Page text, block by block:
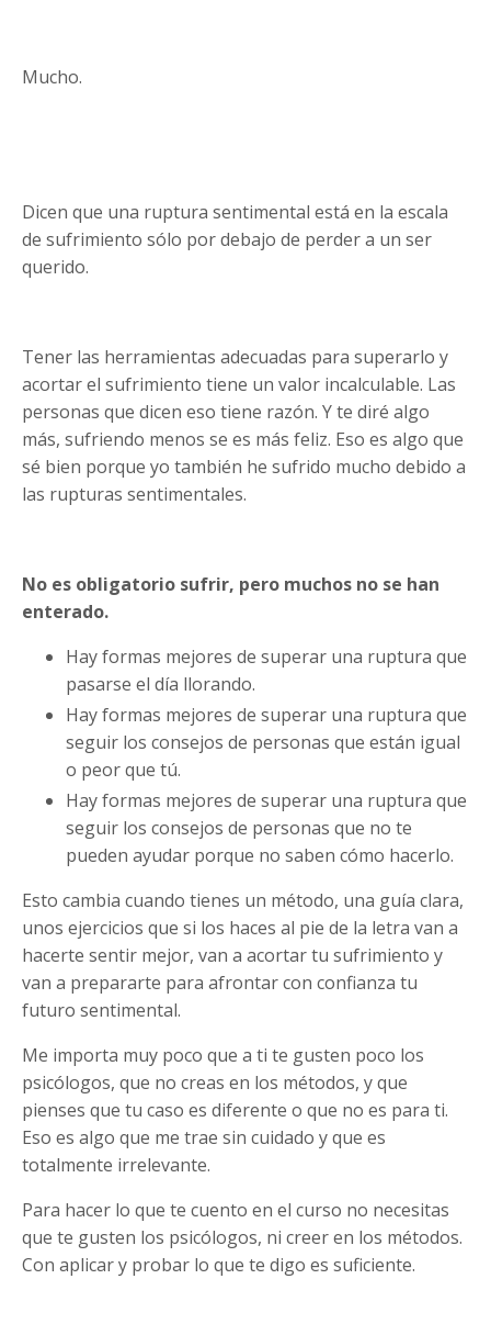
Mucho.
Dicen que una ruptura sentimental está en la escala
de sufrimiento sólo por debajo de perder a un ser
querido.
Tener las herramientas adecuadas para superarlo y
acortar el sufrimiento tiene un valor incalculable. Las
personas que dicen eso tiene razón. Y te diré algo
más, sufriendo menos se es más feliz. Eso es algo que
sé bien porque yo también he sufrido mucho debido a
las rupturas sentimentales.
No es obligatorio sufrir, pero muchos no se han
enterado.
Hay formas mejores de superar una ruptura que
pasarse el día llorando.
Hay formas mejores de superar una ruptura que
seguir los consejos de personas que están igual
o peor que tú.
Hay formas mejores de superar una ruptura que
seguir los consejos de personas que no te
pueden ayudar porque no saben cómo hacerlo.
Esto cambia cuando tienes un método, una guía clara,
unos ejercicios que si los haces al pie de la letra van a
hacerte sentir mejor, van a acortar tu sufrimiento y
van a prepararte para afrontar con confianza tu
futuro sentimental.
Me importa muy poco que a ti te gusten poco los
psicólogos, que no creas en los métodos, y que
pienses que tu caso es diferente o que no es para ti.
Eso es algo que me trae sin cuidado y que es
totalmente irrelevante.
Para hacer lo que te cuento en el curso no necesitas
que te gusten los psicólogos, ni creer en los métodos.
Con aplicar y probar lo que te digo es suficiente.